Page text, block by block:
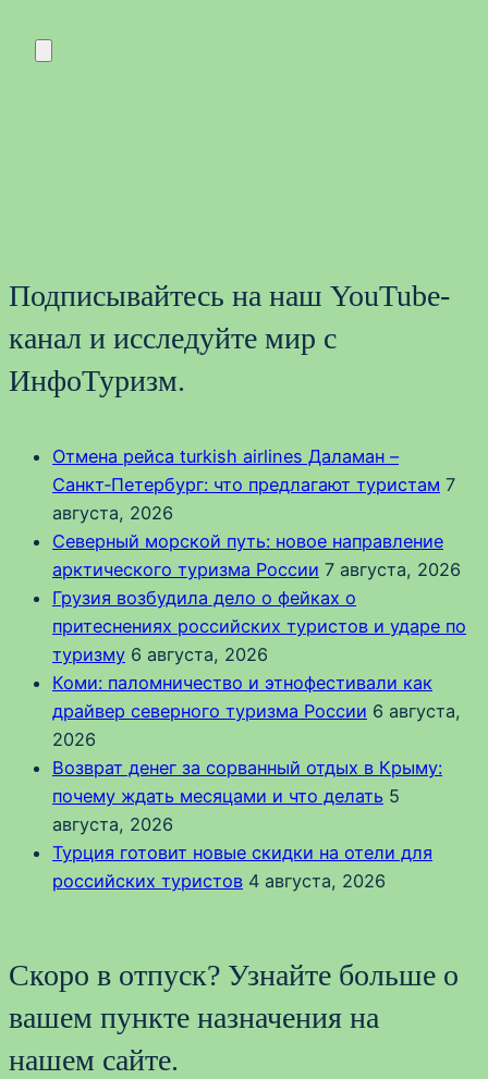
Подписывайтесь на наш YouTube-
канал и исследуйте мир с
ИнфоТуризм.
Отмена рейса turkish airlines Даламан –
Санкт‑Петербург: что предлагают туристам 7
августа, 2026
Северный морской путь: новое направление
арктического туризма России 7 августа, 2026
Грузия возбудила дело о фейках о
притеснениях российских туристов и ударе по
туризму 6 августа, 2026
Коми: паломничество и этнофестивали как
драйвер северного туризма России 6 августа,
2026
Возврат денег за сорванный отдых в Крыму:
почему ждать месяцами и что делать 5
августа, 2026
Турция готовит новые скидки на отели для
российских туристов 4 августа, 2026
Скоро в отпуск? Узнайте больше о
вашем пункте назначения на
нашем сайте.